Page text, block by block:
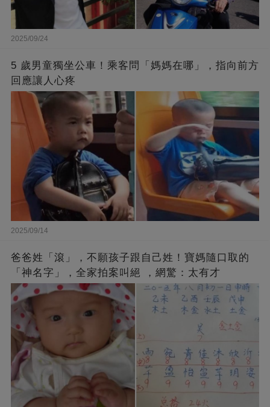
2025/09/24
5 歲男童獨坐公車！乘客問「媽媽在哪」，指向前方
回應讓人心疼
2025/09/14
爸爸姓「滾」，不願孩子跟自己姓！寶媽隨口取的
「神名字」，全家拍案叫絕 ，網驚：太有才